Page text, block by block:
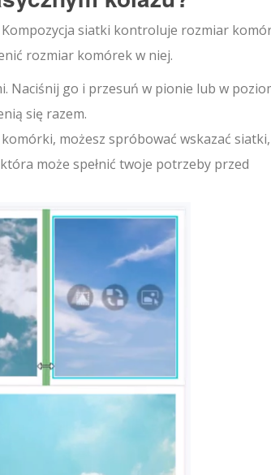
siatki kontroluje rozmiar
rozmiar komórek w niej.
Naciśnij go i przesuń w pionie lub w
się razem.
możesz spróbować wskazać
może spełnić twoje potrzeby przed